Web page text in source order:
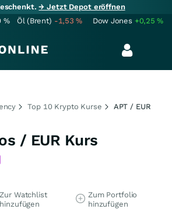
→ Jetzt Depot eröffnen
% Öl (Brent) -1,53% Dow Jones +0,25%
Top 10 Krypto Kurse APT / EUR
/ EUR Kurs
Zur Watchlist
hinzufügen
Zum Portfolio
hinzufügen